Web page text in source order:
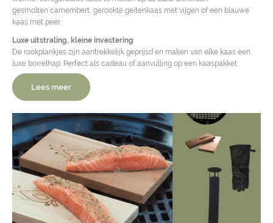
gesmolten camembert, gerookte geitenkaas met vijgen of een blauwe
kaas met peer.
Luxe uitstraling, kleine investering
De rookplankjes zijn aantrekkelijk geprijsd en maken van elke kaas een
luxe borrelhap. Perfect als cadeau of aanvulling op een kaaspakket.
Lees meer